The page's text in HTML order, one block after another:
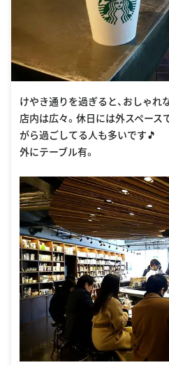
けやき通りを過ぎると、おしゃ
店内は広々。休日には外スペー
がら過ごしてる人も多いです🎵
外にテーブル有。